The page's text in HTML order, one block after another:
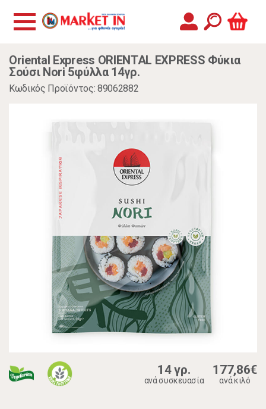
Oriental Express ORIENTAL EXPRESS Φύκια
Σούσι Nori 5φύλλα 14γρ.
Κωδικός Προϊόντος: 89062882
14 γρ.
ανά συσκευασία
177,86€
ανά κιλό